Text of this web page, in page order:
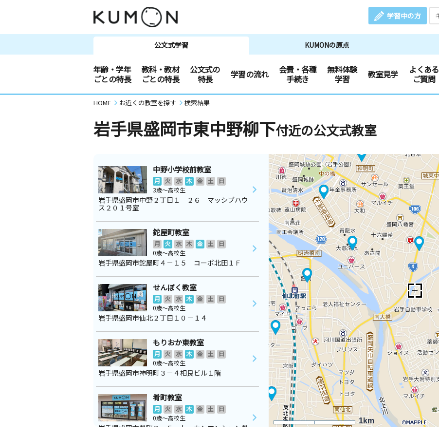
学習中の方
公文式学習 KUMONの原点
年齢・学年
ごとの特長
教科・教材
ごとの特長
公文式の
特長
学習の流れ
会費・各種
手続き
無料体験
学習
教室見学
よくある
ご質問
HOME お近くの教室を探す 検索結果
岩手県盛岡市東中野柳下付近の公文式教室
1km
中野小学校前教室
月 火 水 木 金 土
日
3歳～高校生
岩手県盛岡市中野２丁目１－２６ マッシブハウ
ス２０１号室
鉈屋町教室
月 火 水 木 金 土
日
0歳～高校生
岩手県盛岡市鉈屋町４－１５ コーポ北田１Ｆ
せんぼく教室
月 火 水 木 金 土
日
0歳～高校生
岩手県盛岡市仙北２丁目１０－１４
もりおか東教室
月 火 水 木 金 土
日
0歳～高校生
岩手県盛岡市神明町３－４相良ビル１階
肴町教室
月 火 水 木 金 土
日
0歳～高校生
岩手県盛岡市肴町９－５ トーカンマンション肴